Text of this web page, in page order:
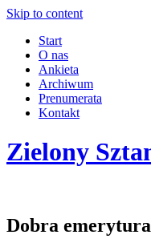
Skip to content
Start
O nas
Ankieta
Archiwum
Prenumerata
Kontakt
Zielony
Dobra